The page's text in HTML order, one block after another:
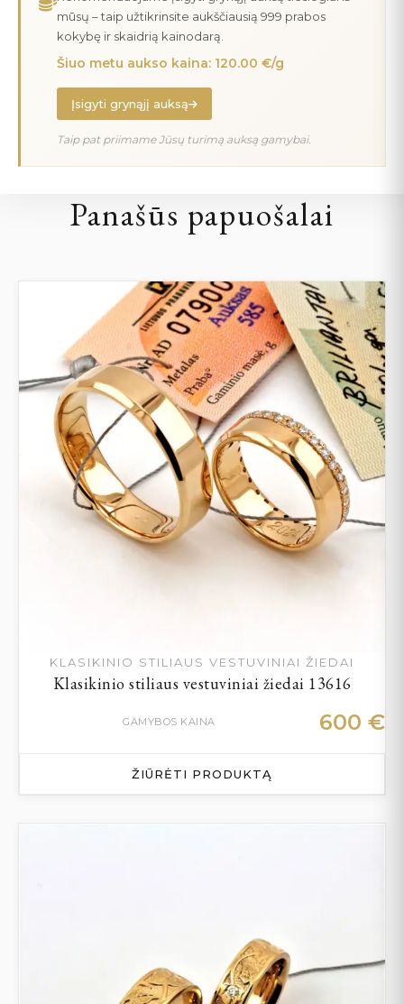
mūsų – taip užtikrinsite aukščiausią 999 prabos
kokybę ir skaidrią kainodarą.
Šiuo metu aukso kaina: 120.00 €/g
Įsigyti grynąjį auksą
Taip pat priimame Jūsų turimą auksą gamybai.
Panašūs papuošalai
KLASIKINIO STILIAUS VESTUVINIAI ŽIEDAI
Klasikinio stiliaus vestuviniai žiedai 13616
GAMYBOS KAINA 600 €
ŽIŪRĖTI PRODUKTĄ